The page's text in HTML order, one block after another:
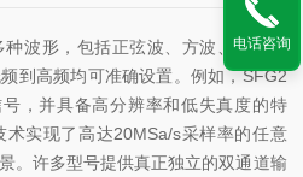
种波形，包括正弦波、方波、三角波
到高频均可准确设置。例如，SFG2
，并具备高分辨率和低失真度的特
术实现了高达20MSa/s采样率的任意
。许多型号提供真正独立的双通道输
电话咨询